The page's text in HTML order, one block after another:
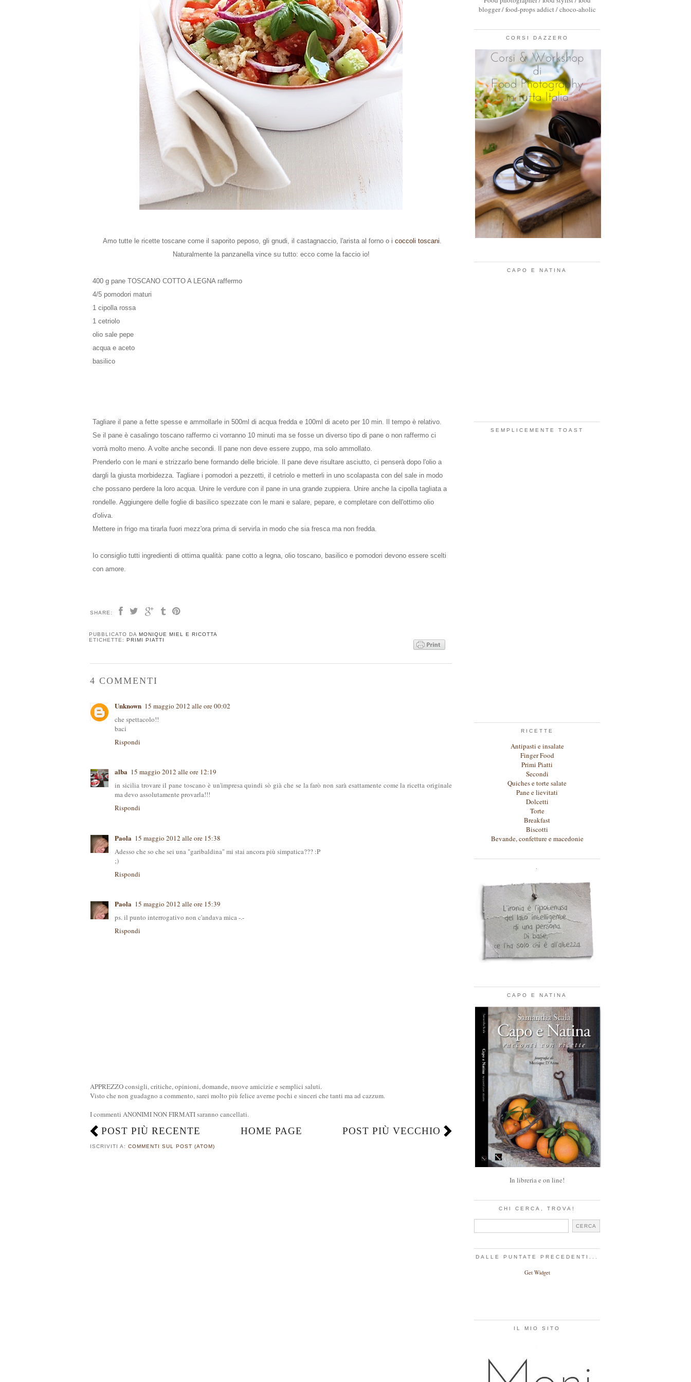
Amo tutte le ricette toscane come il saporito peposo, gli gnudi, il castagnaccio, l'arista al forno o i coccoli toscani
Naturalmente la panzanella vince su tutto: ecco come la faccio io!
400 g pane TOSCANO COTTO A LEGNA raffermo
4/5 pomodori maturi
1 cipolla rossa
1 cetriolo
olio sale pepe
acqua e aceto
basilico
Tagliare il pane a fette spesse e ammollarle in 500ml di acqua fredda e 100ml di aceto per 10 min. Il tempo è relativo.
Se il pane è casalingo toscano raffermo ci vorranno 10 minuti ma se fosse un diverso tipo di pane o non raffermo ci
vorrà molto meno. A volte anche secondi. Il pane non deve essere zuppo, ma solo ammollato.
Prenderlo con le mani e strizzarlo bene formando delle briciole. Il pane deve risultare asciutto, ci penserà dopo l'olio a
dargli la giusta morbidezza. Tagliare i pomodori a pezzetti, il cetriolo e metterli in uno scolapasta con del sale in modo
che possano perdere la loro acqua. Unire le verdure con il pane in una grande zuppiera. Unire anche la cipolla tagliata a
rondelle. Aggiungere delle foglie di basilico spezzate con le mani e salare, pepare, e completare con dell'ottimo olio
d'oliva.
Mettere in frigo ma tirarla fuori mezz'ora prima di servirla in modo che sia fresca ma non fredda.
Io consiglio tutti ingredienti di ottima qualità: pane cotto a legna, olio toscano, basilico e pomodori devono essere scelti
con amore.
SHARE:
PUBBLICATO DA MONIQUE MIEL E RICOTTA
ETICHETTE: PRIMI PIATTI
4 COMMENTI
Unknown 15 maggio 2012 alle ore 00:02
che spettacolo!!
baci
Rispondi
alba 15 maggio 2012 alle ore 12:19
in sicilia trovare il pane toscano è un'impresa quindi sò già che se la farò non sarà esattamente come la ricetta originale
ma devo assolutamente provarla!!!
Rispondi
Paola 15 maggio 2012 alle ore 15:38
Adesso che so che sei una "garibaldina" mi stai ancora più simpatica??? :P
;)
Rispondi
Paola 15 maggio 2012 alle ore 15:39
ps. il punto interrogativo non c'andava mica -.-
Rispondi
APPREZZO consigli, critiche, opinioni, domande, nuove amicizie e semplici saluti.
Visto che non guadagno a commento, sarei molto più felice averne pochi e sinceri che tanti ma ad cazzum.
I commenti ANONIMI NON FIRMATI saranno cancellati.
POST PIÙ RECENTE POST PIÙ VECCHIO
HOME PAGE
ISCRIVITI A: COMMENTI SUL POST (ATOM)
blogger / food-props addict / choco-aholic
CORSI DAZZERO
CAPO E NATINA
SEMPLICEMENTE TOAST
RICETTE
Antipasti e insalate
Finger Food
Primi Piatti
Secondi
Quiches e torte salate
Pane e lievitati
Dolcetti
Torte
Breakfast
Biscotti
Bevande, confetture e macedonie
.
CAPO E NATINA
In libreria e on line!
CHI CERCA, TROVA!
DALLE PUNTATE PRECEDENTI...
Get Widget
IL MIO SITO